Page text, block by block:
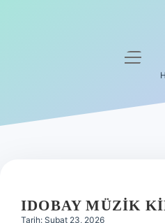
Hakkımızda
menüyü
IDOBAY MÜZIK
Tarih: Şubat 23, 2026